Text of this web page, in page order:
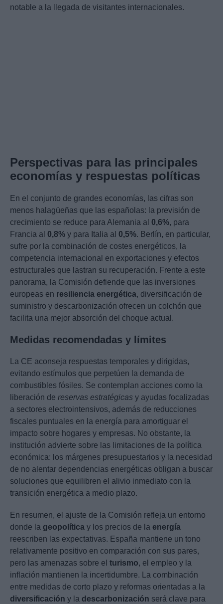
notable a la llegada de visitantes internacionales.
Perspectivas para las principales
economías y respuestas políticas
En el conjunto de grandes economías, las cifras son
menos halagüeñas que las españolas: la previsión de
crecimiento se reduce para Alemania al 0,6%, para
Francia al 0,8% y para Italia al 0,5%. Berlín, en particular,
sufre por la combinación de costes energéticos, la
competencia internacional en exportaciones y efectos
estructurales que lastran su recuperación. Frente a este
panorama, la Comisión defiende que las inversiones
europeas en resiliencia energética, diversificación de
suministro y descarbonización ofrecen un colchón que
facilita una mejor absorción del choque actual.
Medidas recomendadas y límites
La CE aconseja respuestas temporales y dirigidas,
evitando estímulos que perpetúen la demanda de
combustibles fósiles. Se contemplan acciones como la
liberación de reservas estratégicas y ayudas focalizadas
a sectores electrointensivos, además de reducciones
fiscales puntuales en la energía para amortiguar el
impacto sobre hogares y empresas. No obstante, la
institución advierte sobre las limitaciones de la política
económica: los márgenes presupuestarios y la necesidad
de no alentar dependencias energéticas obligan a buscar
soluciones que equilibren el alivio inmediato con la
transición energética a medio plazo.
En resumen, el ajuste de la Comisión refleja un entorno
donde la geopolítica y los precios de la energía
reescriben las expectativas. España mantiene un tono
relativamente positivo en comparación con sus pares,
pero las amenazas sobre el turismo, el empleo y la
inflación mantienen la incertidumbre. La combinación
entre medidas de corto plazo y reformas orientadas a la
diversificación y la descarbonización será clave para